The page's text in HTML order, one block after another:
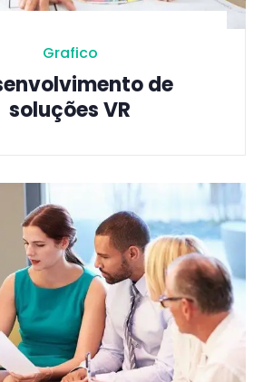
Grafico
de
soluções VR